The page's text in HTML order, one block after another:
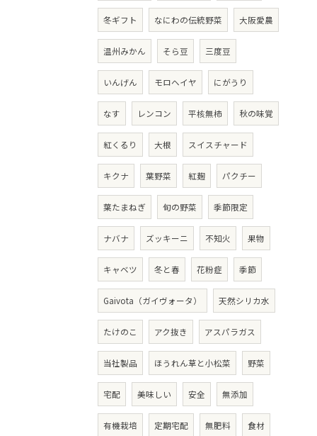
冬ギフト なにわの伝統野菜 大阪愛農
温州みかん そら豆 三度豆
いんげん モロヘイヤ にがうり
なす レンコン 平核無柿 秋の味覚
紅くるり 大根 スイスチャード
キクナ 葉野菜 紅麹 パクチー
葉たまねぎ 旬の野菜 季節限定
ナバナ ズッキーニ 不知火 果物
キャベツ 冬と春 花粉症 季節
Gaivota（ガイヴォータ） 天然シリカ水
たけのこ アク抜き アスパラガス
当社製品 ほうれん草と小松菜 野菜
宅配 美味しい 安全 無添加
有機栽培 定期宅配 無肥料 食材